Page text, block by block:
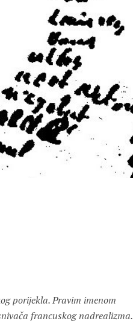
porijekla. Pravim imenom
francuskog nadrealizma.